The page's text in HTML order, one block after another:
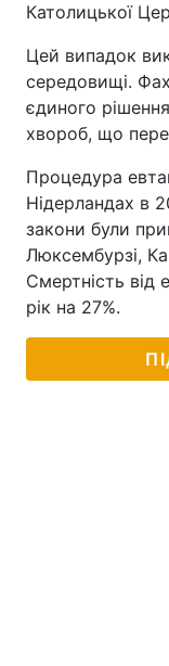
Католицької
Цей випадок
середовищі.
єдиного
хвороб, що
Процедура
Нідерландах в
закони були
Люксембурзі,
Смертність від
рік на 27%.